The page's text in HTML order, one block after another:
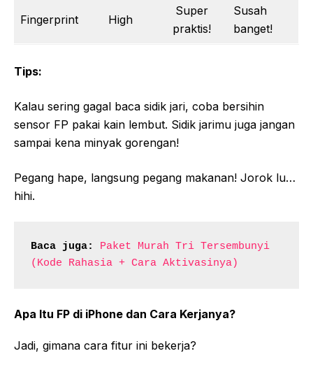
Fingerprint High
Super
praktis!
Susah
banget!
Tips:
Kalau sering gagal baca sidik jari, coba bersihin
sensor FP pakai kain lembut. Sidik jarimu juga jangan
sampai kena minyak gorengan!
Pegang hape, langsung pegang makanan! Jorok lu…
hihi.
Baca juga:
Paket Murah Tri Tersembunyi
(Kode Rahasia + Cara Aktivasinya)
Apa Itu FP di iPhone dan Cara Kerjanya?
Jadi, gimana cara fitur ini bekerja?